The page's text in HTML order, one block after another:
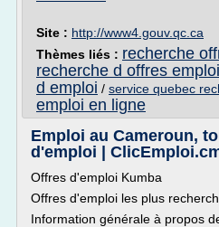
Site : http://www4.gouv.qc.ca
Thèmes liés : recherche
recherche d offres emploi
d emploi / service quebec
emploi en ligne
Emploi au Cameroun,
d'emploi |
Offres d'emploi Kumba
Offres d'emploi les plus
Information générale à propos